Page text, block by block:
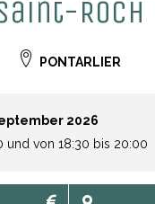
Roch
PONTARLIER
2026
und von 18:30 bis 20:00